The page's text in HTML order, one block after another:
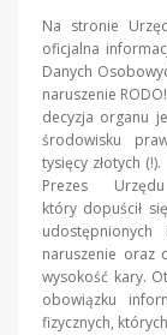
Na stronie
oficjalna
Danych
naruszenie
decyzja organu
środowisku
tysięcy złotych
Prezes
który dopuścił
naruszenie oraz
wysokość kary.
obowiązku
fizycznych,